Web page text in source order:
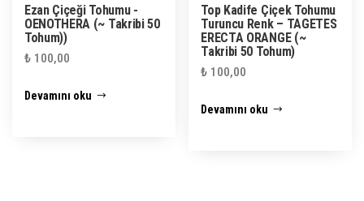
Ezan Çiçeği Tohumu -
OENOTHERA (~ Takribi 50
Tohum))
₺ 100,00
Devamını oku
Top Kadife Çiçek Tohumu
Turuncu Renk – TAGETES
ERECTA ORANGE (~
Takribi 50 Tohum)
₺ 100,00
Devamını oku